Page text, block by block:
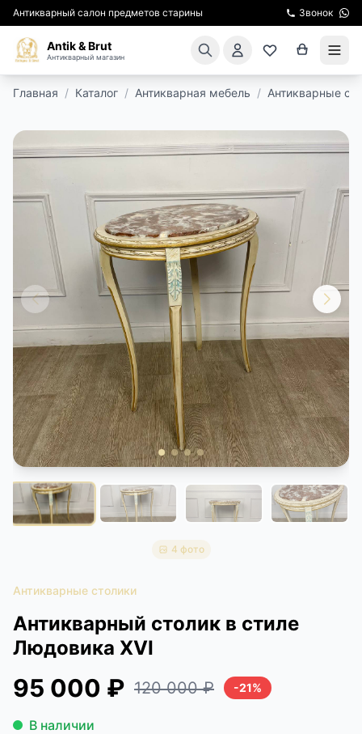
Антикварный салон предметов старины Звонок
Antik & Brut
Антикварный магазин
АРЕНДА МЕБЕЛИ
ПОДАРКИ
КИНОСЪЕМКА
ЭКСКУРСИИ
РЕСТАВРАЦИЯ
КУРСЫ ПО РЕСТАВРАЦИИ
КОНТАКТЫ
ДОСТАВКА И ОПЛАТА
Главная / Каталог / Антикварная мебель / Антикварные
4 фото
Антикварные столики
Антикварный столик в стиле
Людовика XVI
95 000 ₽ 120 000 ₽ -21%
В наличии